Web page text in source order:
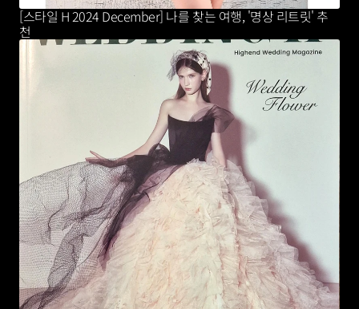
[스타일 H 2024 December] 나를 찾는 여행, '명상 리트릿' 추
천